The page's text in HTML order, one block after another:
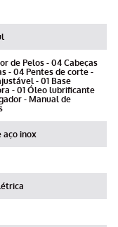
de Pelos - 04 Cabeças
- 04 Pentes de corte -
- 01 Base
- 01 Óleo lubrificante
- Manual de
aço inox